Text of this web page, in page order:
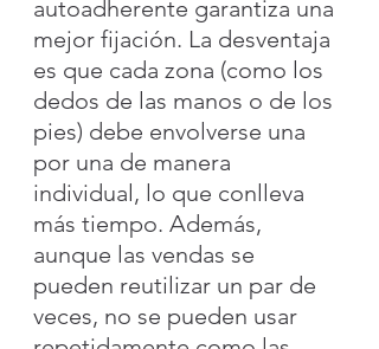
autoadherente garantiza una
mejor fijación. La desventaja
es que cada zona (como los
dedos de las manos o de los
pies) debe envolverse una
por una de manera
individual, lo que conlleva
más tiempo. Además,
aunque las vendas se
pueden reutilizar un par de
veces, no se pueden usar